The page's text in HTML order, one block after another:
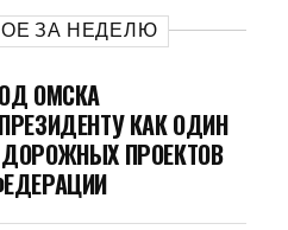
ЗА НЕДЕЛЮ
ОМСКА
КАК ОДИН
ПРОЕКТОВ